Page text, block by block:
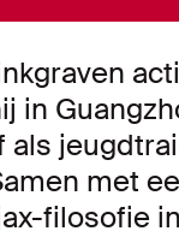
in
met
filosofie